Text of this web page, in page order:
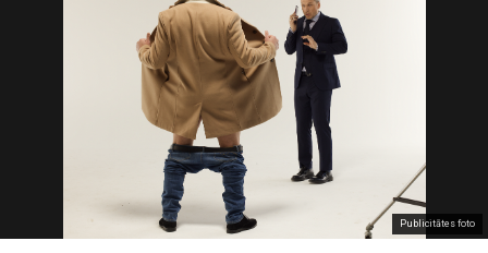
Publicitātes foto